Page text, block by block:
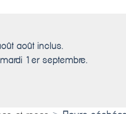
août inclus.
1er septembre.